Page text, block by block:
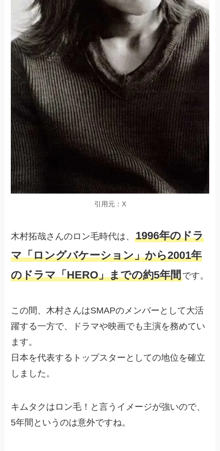
引用元：X
木村拓哉さんのロン毛時代は、1996年のドラ
マ「ロングバケーション」から2001年
のドラマ「HERO」までの約5年間です。
この間、木村さんはSMAPのメンバーとして大活
躍する一方で、ドラマや映画でも主演を務めてい
ます。
日本を代表するトップスターとしての地位を確立
しました。
キムタクはロン毛！と言うイメージが強いので、
5年間というのは意外ですね。